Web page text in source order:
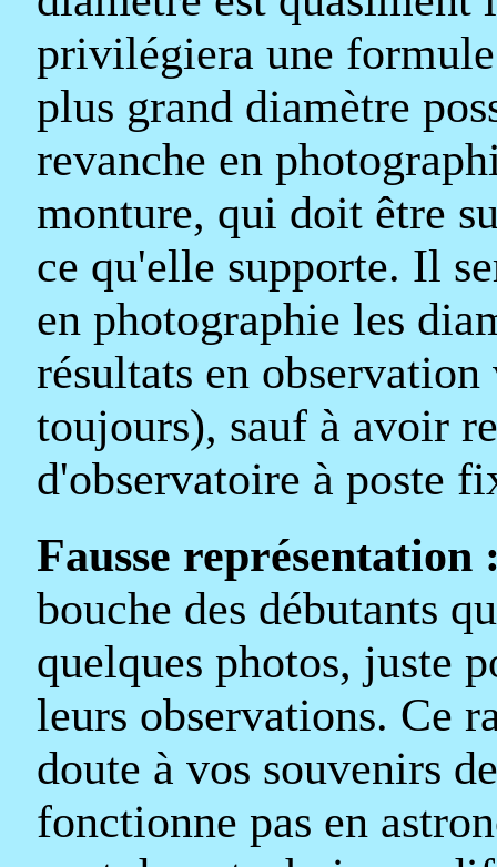
privilégiera une
plus grand diamètre
revanche en
monture, qui doit être
ce qu'elle supporte. Il
en photographie les
résultats en
toujours), sauf à avoir
d'observatoire à poste
Fausse représentation
bouche des débutants
quelques photos, juste
leurs observations. Ce
doute à vos souvenirs
fonctionne pas en